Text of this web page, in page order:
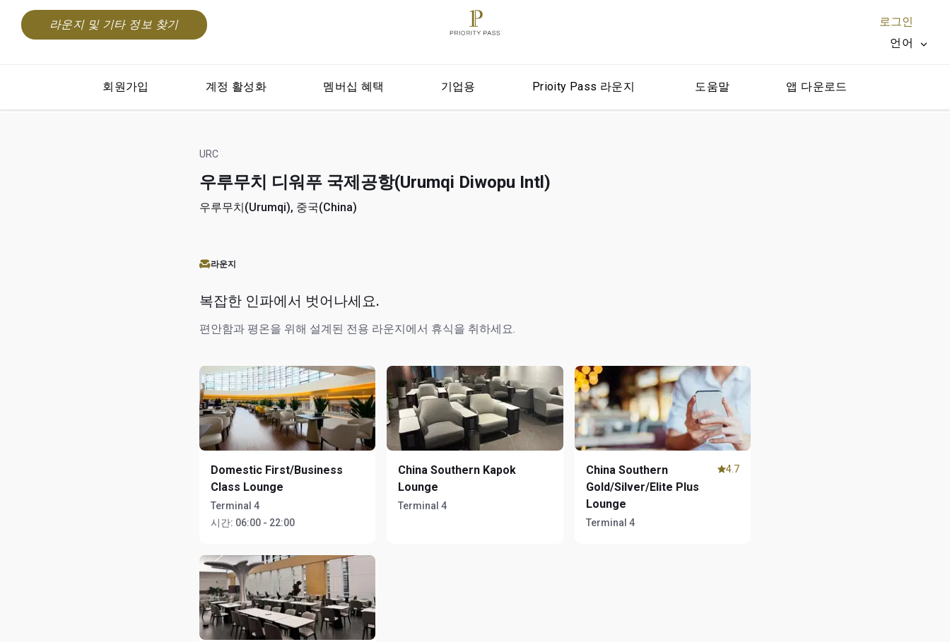
라운지 및 기타 정보 찾기
로그인
언어
회원가입 계정 활성화 멤버십 혜택 기업용 Prioity Pass 라운지 도움말 앱 다운로드
URC
우루무치 디워푸 국제공항(Urumqi Diwopu Intl)
우루무치(Urumqi), 중국(China)
라운지
복잡한 인파에서 벗어나세요.
편안함과 평온을 위해 설계된 전용 라운지에서 휴식을 취하세요.
Domestic First/Business
Class Lounge
Terminal 4
시간: 06:00 - 22:00
China Southern Kapok
Lounge
Terminal 4
China Southern
Gold/Silver/Elite Plus
Lounge
Terminal 4
4.7